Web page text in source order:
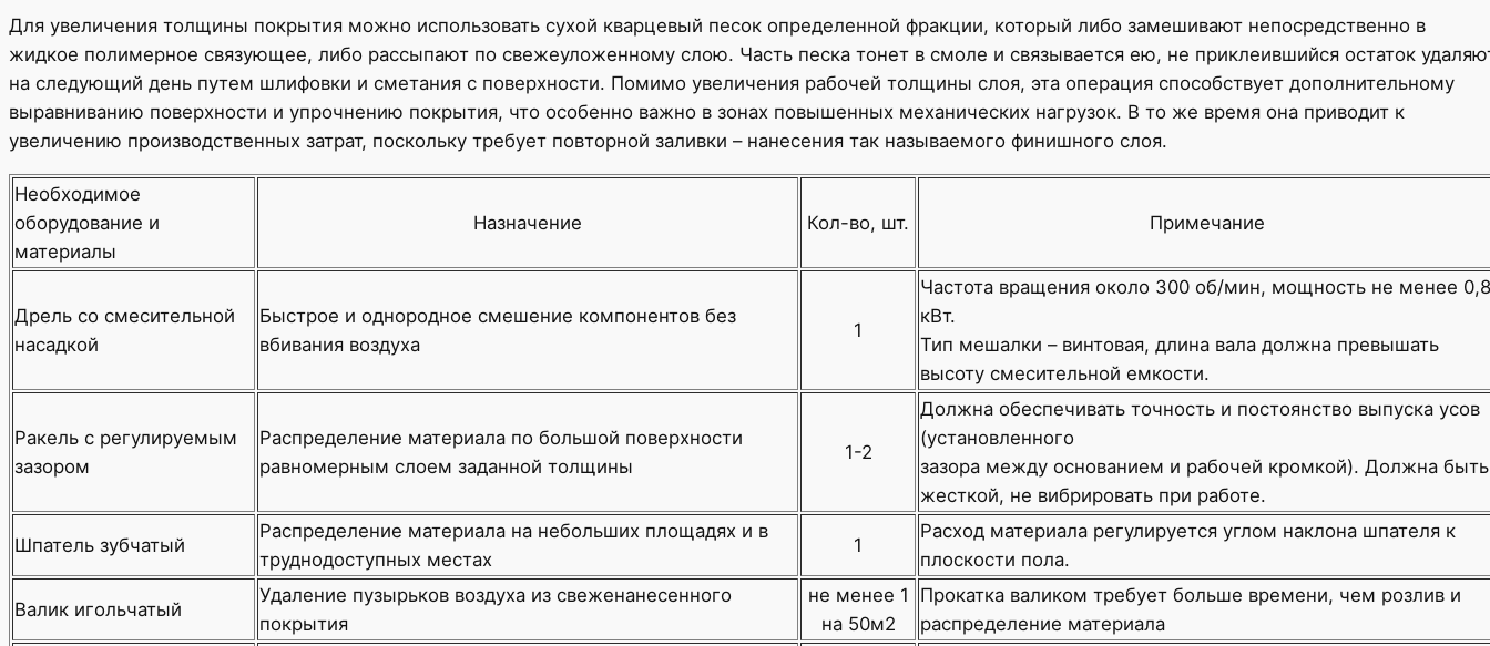
Для увеличения толщины покрытия можно использовать сухой кварцевый песок определенной фракции, который либо замешивают непосредственно в
жидкое полимерное связующее, либо рассыпают по свежеуложенному слою. Часть песка тонет в смоле и связывается ею, не приклеившийся остаток
на следующий день путем шлифовки и сметания с поверхности. Помимо увеличения рабочей толщины слоя, эта операция способствует дополнительному
выравниванию поверхности и упрочнению покрытия, что особенно важно в зонах повышенных механических нагрузок. В то же время она приводит к
увеличению производственных затрат, поскольку требует повторной заливки – нанесения так называемого финишного слоя.
Необходимое
оборудование и
материалы
Назначение Кол-во, шт. Примечание
Дрель со смесительной
насадкой
Быстрое и однородное смешение компонентов без
вбивания воздуха
1
Частота вращения около 300 об/мин, мощность не менее 0,8
кВт.
Тип мешалки – винтовая, длина вала должна превышать
высоту смесительной емкости.
Ракель с регулируемым
зазором
Распределение материала по большой поверхности
равномерным слоем заданной толщины
1-2
Должна обеспечивать точность и постоянство выпуска усов
(установленного
зазора между основанием и рабочей кромкой). Должна быть
жесткой, не вибрировать при работе.
Шпатель зубчатый
Распределение материала на небольших площадях и в
труднодоступных местах
1
Расход материала регулируется углом наклона шпателя к
плоскости пола.
Валик игольчатый
Удаление пузырьков воздуха из свеженанесенного
покрытия
не менее 1
на 50м2
Прокатка валиком требует больше времени, чем розлив и
распределение материала